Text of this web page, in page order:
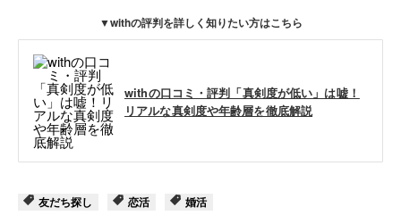
▼withの評判を詳しく知りたい方はこちら
withの口コミ・評判「真剣度が低い」は嘘！
リアルな真剣度や年齢層を徹底解説
友だち探し 恋活 婚活